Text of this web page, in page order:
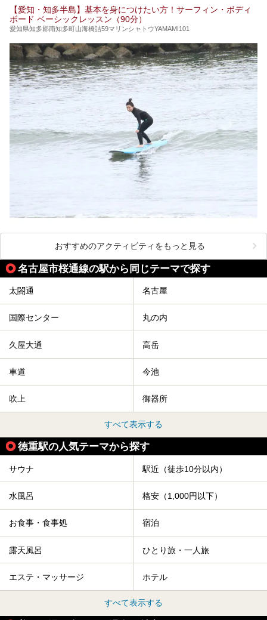
【愛知・知多半島】基本を身につけたい方！サーフィン・ボディ
ボード ベーシックレッスン（90分）
愛知県知多郡南知多町山海橋詰59マリンシャトウYAMAMI101
おすすめのアクティビティをもっと見る
名古屋市桜通線の駅から同じテーマで探す
太閤通 名古屋
国際センター 丸の内
久屋大通 高岳
車道 今池
吹上 御器所
すべて表示する
徳重駅の人気テーマから探す
サウナ 駅近（徒歩10分以内）
水風呂 格安（1,000円以下）
お食事・食事処 宿泊
露天風呂 ひとり旅・一人旅
エステ・マッサージ ホテル
すべて表示する